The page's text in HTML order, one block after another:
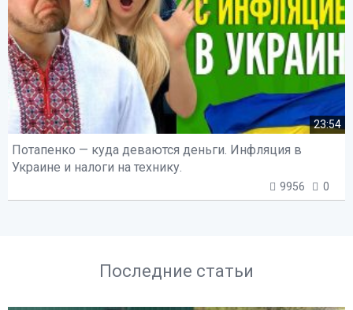
23:54
Потапенко — куда деваются деньги. Инфляция в
Украине и налоги на технику.
9956 0
Последние статьи